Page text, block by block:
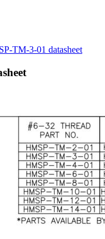
TM-3-01 datasheet